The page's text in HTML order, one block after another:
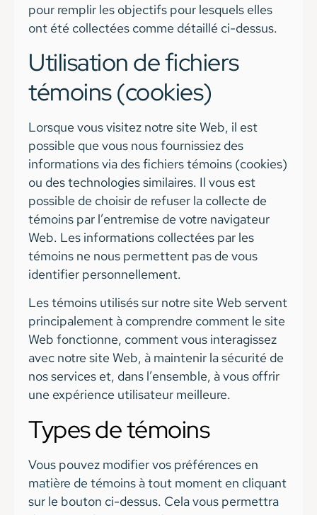
pour remplir les objectifs pour lesquels elles
ont été collectées comme détaillé ci-dessus.
Utilisation de fichiers
témoins (cookies)
Lorsque vous visitez notre site Web, il est
possible que vous nous fournissiez des
informations via des fichiers témoins (cookies)
ou des technologies similaires. Il vous est
possible de choisir de refuser la collecte de
témoins par l’entremise de votre navigateur
Web. Les informations collectées par les
témoins ne nous permettent pas de vous
identifier personnellement.
Les témoins utilisés sur notre site Web servent
principalement à comprendre comment le site
Web fonctionne, comment vous interagissez
avec notre site Web, à maintenir la sécurité de
nos services et, dans l’ensemble, à vous offrir
une expérience utilisateur meilleure.
Types de témoins
Vous pouvez modifier vos préférences en
matière de témoins à tout moment en cliquant
sur le bouton ci-dessus. Cela vous permettra